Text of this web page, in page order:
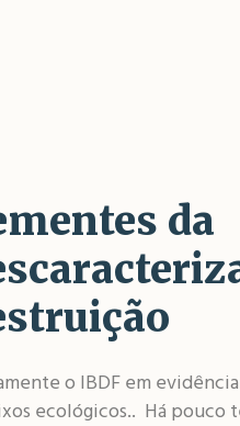
da
o IBDF em
ecológicos.. Há pouco